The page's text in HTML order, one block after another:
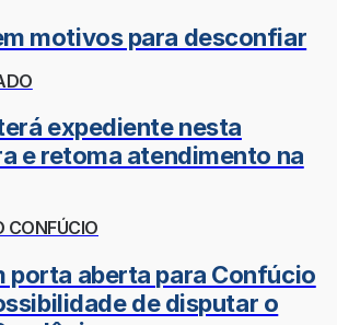
motivos para desconfiar
expediente nesta
e retoma atendimento na
CONFÚCIO
porta aberta para Confúcio
de disputar o